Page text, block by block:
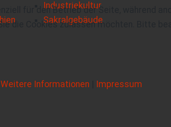
Industriekultur
Sakralgebäude
für den Betrieb der Seite, während
die Cookies zulassen möchten. Bitte
Weitere Informationen Impressum